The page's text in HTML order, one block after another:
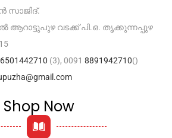
സാജിദ്.
ആറാട്ടുപുഴ വടക്ക് പി.ഒ. തൃക്കുന്നപ്പുഴ
(3), 0091 8891942710()
Shop Now